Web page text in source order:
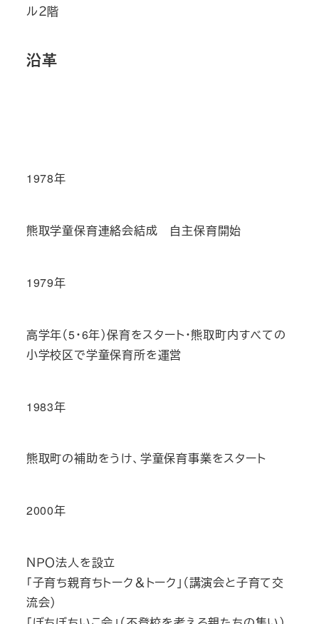
ル２階
沿革
1978年
熊取学童保育連絡会結成 自主保育開始
1979年
高学年（5・6年）保育をスタート・熊取町内すべての
小学校区で学童保育所を運営
1983年
熊取町の補助をうけ、学童保育事業をスタート
2000年
ＮＰＯ法人を設立
「子育ち親育ちトーク＆トーク」（講演会と子育て交
流会）